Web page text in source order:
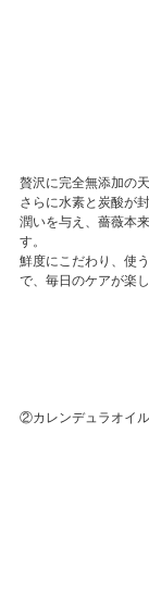
贅沢に完全無添加の
さらに水素と炭酸が
潤いを与え、薔薇本
す。
鮮度にこだわり、使
で、毎日のケアが楽
②カレンデュラオイ